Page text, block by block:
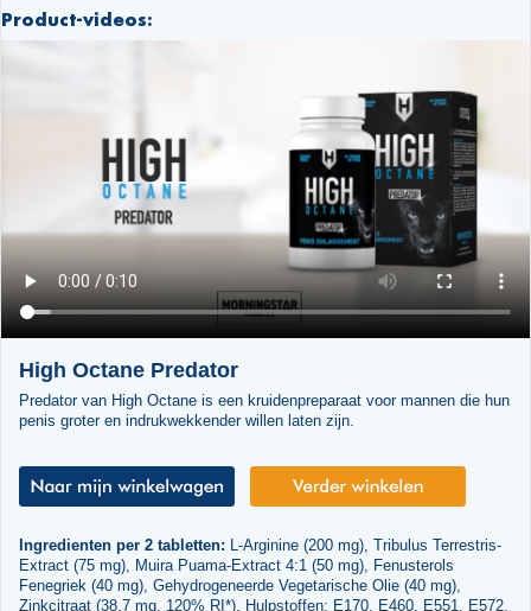
Product-videos:
High Octane Predator
Predator van High Octane is een kruidenpreparaat voor mannen die hun
penis groter en indrukwekkender willen laten zijn.
Ingredienten per 2 tabletten: L-Arginine (200 mg), Tribulus Terrestris-
Extract (75 mg), Muira Puama-Extract 4:1 (50 mg), Fenusterols
Fenegriek (40 mg), Gehydrogeneerde Vegetarische Olie (40 mg),
Zinkcitraat (38,7 mg, 120% RI*). Hulpstoffen: E170, E460, E551, E572.